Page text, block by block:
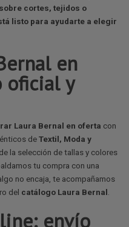
cortes, tejidos o
listo para ayudarte a elegir
en
oficial y
Laura Bernal en oferta con
deTextil, Moda y
la selección de tallas y colores
tu compra con una
algo no encaja, te acompañamos
del catálogo Laura Bernal
envío